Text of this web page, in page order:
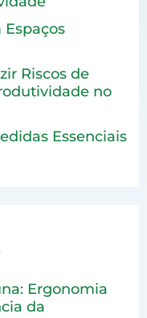
Riscos de
no
Essenciais
Ergonomia
da